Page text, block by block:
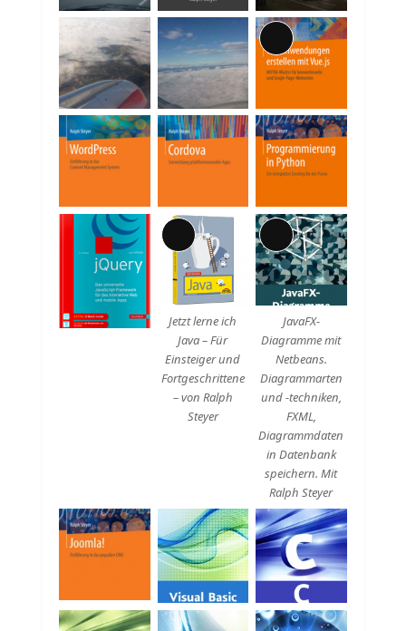
Lange
Beschreibung
Lange
Beschreibung
Jetzt lerne ich
Java – Für
Einsteiger und
Fortgeschrittene
– von Ralph
Steyer
Lange
Beschreibung
JavaFX-
Diagramme mit
Netbeans.
Diagrammarten
und -techniken,
FXML,
Diagrammdaten
in Datenbank
speichern. Mit
Ralph Steyer